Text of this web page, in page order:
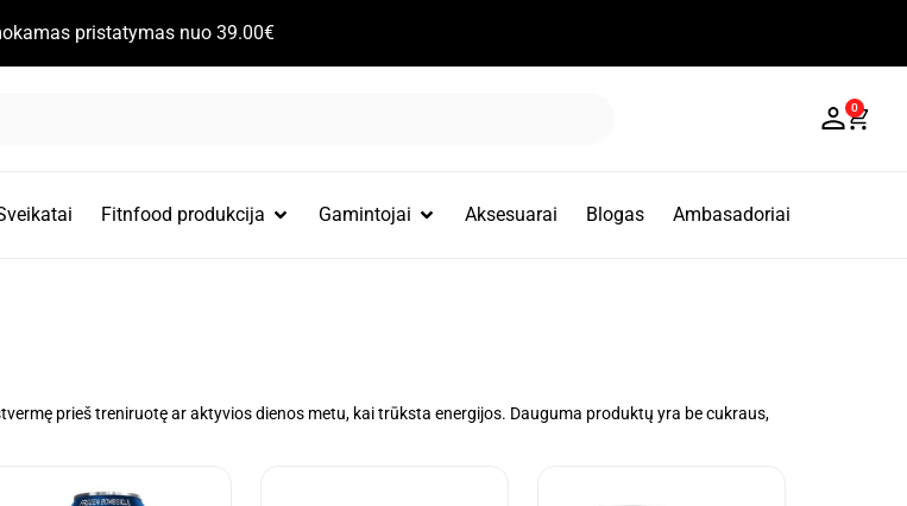
pristatymas nuo 39.00€
0
Fitnfood produkcija Gamintojai Aksesuarai Blogas Ambasadoriai
prieš treniruotę ar aktyvios dienos metu, kai trūksta energijos. Dauguma produktų yra be cukraus,